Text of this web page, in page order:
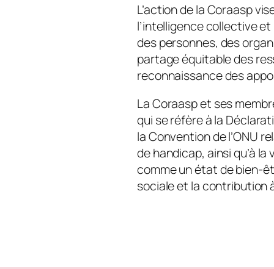
L’action de la Coraasp
l’intelligence collective
des personnes, des
partage équitable des
reconnaissance des
La Coraasp et ses
qui se réfère à la
la Convention de l’ONU
de handicap, ainsi qu’à
comme un état de bien-
sociale et la contribution